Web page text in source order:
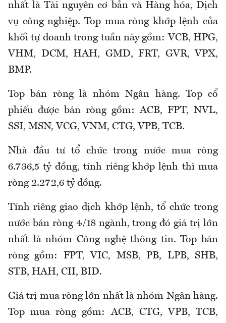
nhất là Tài nguyên cơ bản và Hàng hóa, Dịch
vụ công nghiệp. Top mua ròng khớp lệnh của
khối tự doanh trong tuần này gồm: VCB, HPG,
VHM, DCM, HAH, GMD, FRT, GVR, VPX,
BMP.
Top bán ròng là nhóm Ngân hàng. Top cổ
phiếu được bán ròng gồm: ACB, FPT, NVL,
SSI, MSN, VCG, VNM, CTG, VPB, TCB.
Nhà đầu tư tổ chức trong nước mua ròng
6.736,5 tỷ đồng, tính riêng khớp lệnh thì mua
ròng 2.272,6 tỷ đồng.
Tính riêng giao dịch khớp lệnh, tổ chức trong
nước bán ròng 4/18 ngành, trong đó giá trị lớn
nhất là nhóm Công nghệ thông tin. Top bán
ròng gồm: FPT, VIC, MSB, PB, LPB, SHB,
STB, HAH, CII, BID.
Giá trị mua ròng lớn nhất là nhóm Ngân hàng.
Top mua ròng gồm: ACB, CTG, VPB, TCB,